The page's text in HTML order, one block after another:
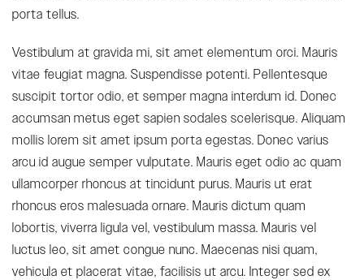
porta tellus.
Vestibulum at gravida mi, sit amet elementum orci. Mauris
vitae feugiat magna. Suspendisse potenti. Pellentesque
suscipit tortor odio, et semper magna interdum id. Donec
accumsan metus eget sapien sodales scelerisque. Aliquam
mollis lorem sit amet ipsum porta egestas. Donec varius
arcu id augue semper vulputate. Mauris eget odio ac quam
ullamcorper rhoncus at tincidunt purus. Mauris ut erat
rhoncus eros malesuada ornare. Mauris dictum quam
lobortis, viverra ligula vel, vestibulum massa. Mauris vel
luctus leo, sit amet congue nunc. Maecenas nisi quam,
vehicula et placerat vitae, facilisis ut arcu. Integer sed ex